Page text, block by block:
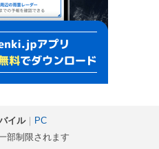
イル｜ PC
部制限されます